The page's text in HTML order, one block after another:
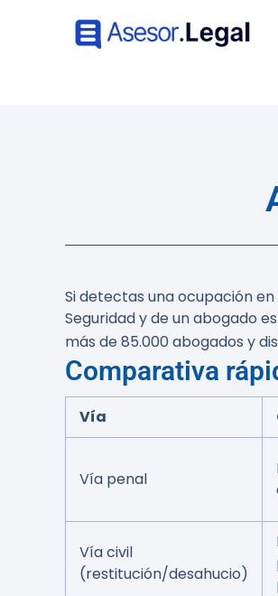
Si detectas una ocupación
Seguridad y de un abogado
más de 85.000 abogados y
Comparativa
Vía
Vía penal
Vía civil
(restitución/desahucio)